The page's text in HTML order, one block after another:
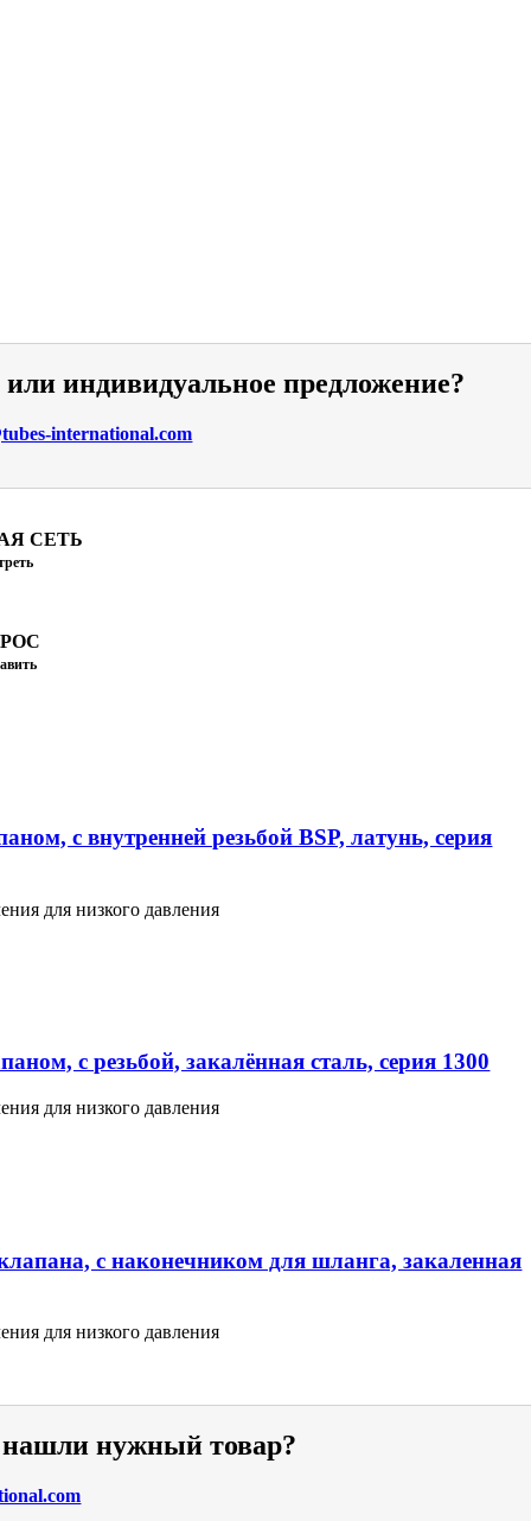
индивидуальное предложение?
international.com
СЕТЬ
с внутренней резьбой BSP, латунь, серия
для низкого давления
с резьбой, закалённая сталь, серия 1300
для низкого давления
с наконечником для шланга, закаленная
для низкого давления
нужный товар?